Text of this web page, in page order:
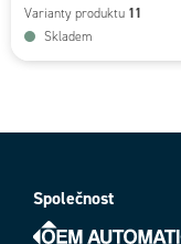
Varianty produktu 11
Skladem
Společnost